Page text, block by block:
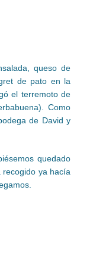
queso de
de pato en la
el terremoto de
Como
de David y
quedado
ya hacía